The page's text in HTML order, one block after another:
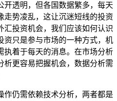
开透明，但各国数据繁多，每天
走势凌乱，这让沉迷短线的投资
汇投资机会，我们应该如何认识
资只是参与市场的一种方式，机
执着于每天的消息。在市场分析
析更容易把握机会，数据分析需
作仍需依赖技术分析，两者都是